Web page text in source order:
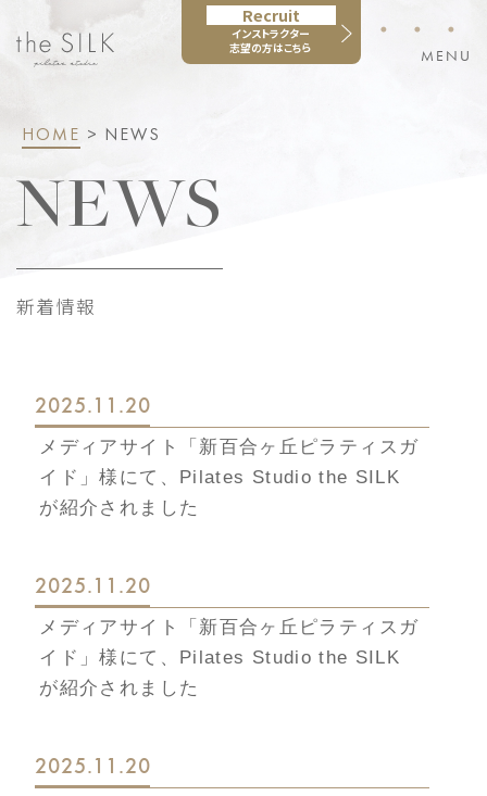
HOME > NEWS
NEWS
新着情報
2025.11.20
メディアサイト「新百合ヶ丘ピラティスガ
イド」様にて、Pilates Studio the SILK
が紹介されました
2025.11.20
メディアサイト「新百合ヶ丘ピラティスガ
イド」様にて、Pilates Studio the SILK
が紹介されました
2025.11.20
Recruit
インストラクター
志望の方はこちら
・・・
MENU